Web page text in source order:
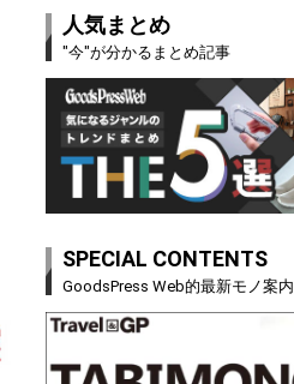
人気まとめ
"今"が分かるまとめ記事
SPECIAL CONTENTS
GoodsPress Web的最新モノ案内